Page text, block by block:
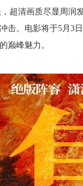
超清画质尽显 周润
击。电影将于5月 3
巅峰魅力。